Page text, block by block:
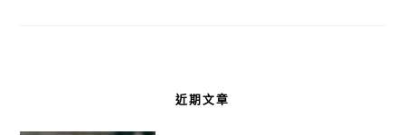
近期文章